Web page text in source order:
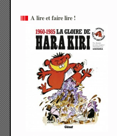
A lire et faire lire !